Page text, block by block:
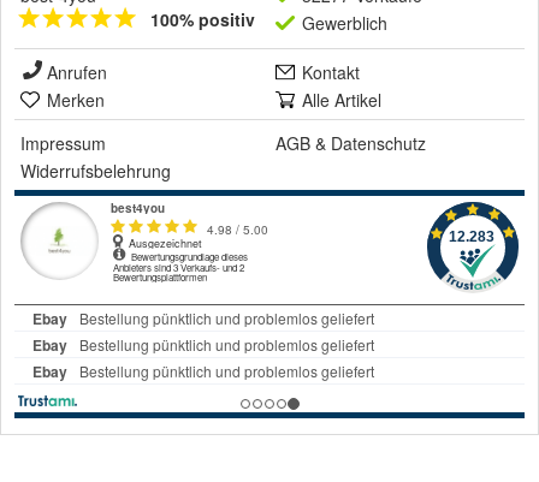
100% positiv
Gewerblich
Anrufen
Kontakt
Merken
Alle Artikel
Impressum
AGB & Datenschutz
Widerrufsbelehrung